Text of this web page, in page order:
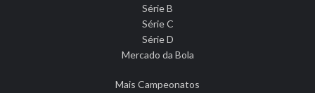
Série B
Série C
Série D
Mercado da Bola
Mais Campeonatos